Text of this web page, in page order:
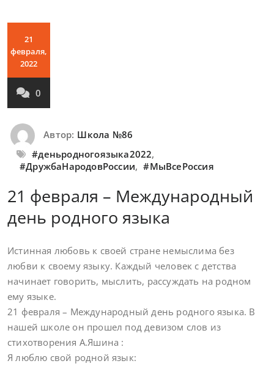
21
февраля,
2022
0
Автор: Школа №86
#деньродногоязыка2022,
#ДружбаНародовРоссии, #МыВсеРоссия
21 февраля – Международный
день родного языка
Истинная любовь к своей стране немыслима без
любви к своему языку. Каждый человек с детства
начинает говорить, мыслить, рассуждать на родном
ему языке.
21 февраля – Международный день родного языка. В
нашей школе он прошел под девизом слов из
стихотворения А.Яшина :
Я люблю свой родной язык: